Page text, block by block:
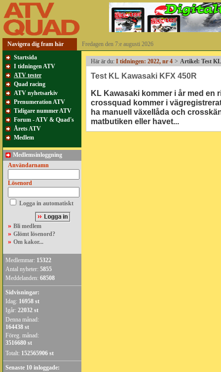
Navigera dig fram här
Fredagen den 7:e augusti 2026
Startsida
I tidningen ATV
ATV tester
Quad racing
ATV nyhetsarkiv
Prenumeration ATV
Tidigare nummer ATV
Forum - ATV & Quad's
Årets ATV
Medlem
Medlemsinloggning
Användarnamn
Lösenord
Logga in automatiskt
» Bli medlem
» Glömt lösenord?
» Om kakor...
Medlemmar: 15322
Antal nyheter: 5855
Meddelanden: 68508
Sidvisningar:
Idag: 16958 st
Igår: 22032 st
Denna månad:
164438 st
Föreg. månad:
3516680 st
Totalt: 152565906 st
Senaste 10 inloggade:
Här är du: I tidningen: 2022, nr 4 > Artikel: Test
Test KL Kawasaki KFX 450R
KL Kawasaki kommer i år med en
crossquad kommer i
ha manuell växellåda och
matbutiken eller havet...